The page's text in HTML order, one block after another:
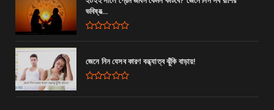
ভবিষ্যত্‍...
জেনে নিন যেসব কারণ বন্ধ্যাত্ব ঝুঁকি বাড়ায়!